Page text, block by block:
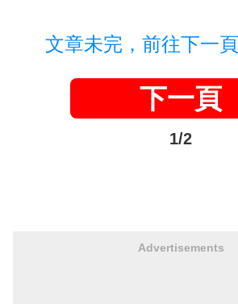
文章未完，前往下一
下一頁
1/2
Advertisements